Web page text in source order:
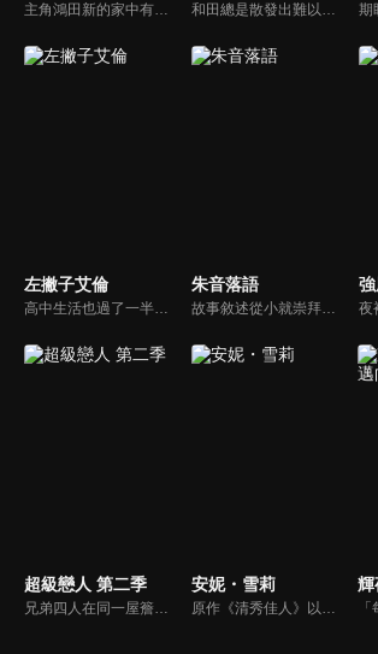
主角鴻田新的家中有個因為重考生哥哥而充滿著凝重氣氛，然而某天，他在路上意外與有著似鳥又似人的謎樣生物「庫吉馬(クジマ)」相遇後，庫吉馬便順勢地進了他們家，並打算在春天到來之前寄住在鴻田家，就此展開了奇妙又愉快的家庭生活。 和田總是散發出難以親近的氛圍，而山本則因為辣妹風格的外表令人畏懼，兩人在班上各自總是獨來獨往。他們倆就讀不同的高中，卻幾乎每天都會在購物中心的美食廣場碰面。也不是特別要做什麼，就只是聊些瑣事，時而歡笑、時而哭泣、偶爾生氣……如此度過無所事事的時光。要不要稍微偷窺一下，這兩人輕鬆自在的放學時光呢？
左撇子艾倫
高中生活也過了一半，正值大家都開始認真思考未來出路的時候。為了成為設計師而以美術大學為目標的朝倉光一，某天在美術館的牆上看見一幅被胡亂塗寫的塗鴉，深受震撼。畫下那幅塗鴉的，是因為某件事而把自己的才能封印起來的，左撇子的女高中生——山岸艾倫。不知不覺間，兩人透過「畫畫」彼此認可、互相肯定，光一踏上成為設計師的道路，艾倫也開始走向畫家之路——然而……。
朱音落語
故事敘述從小就崇拜著落語家父親的櫻咲朱音，被父親充滿魅力、彷彿魔法般的落語吸引，立志朝著同樣的道路邁進。不過，在他觀賞的一場真打（落語家的最高位階）升級考試中，卻發生意想不到的重大事件。事件雖帶給朱音莫大的影響，卻也更加堅定他要成為真打的信念。在經過父親的師父‧阿良川志熊特訓後的6年，初次登台的機會降臨──究竟前方還有什麼未知的挑戰與困難在等著他……！？
超級戀人 第二季 安妮・雪莉